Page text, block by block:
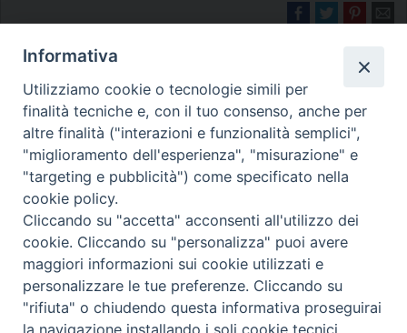
Diocesi di Melfi Rapolla Venosa
• Largo Duomo, 12 - 85025 MELFI (PZ) •
Tel. 0972238604
PEC ufficiale della Diocesi:
diocesi.melfi_rapolla_venosa@legalmail.it
Informativa
Utilizziamo cookie o tecnologie simili per
finalità tecniche e, con il tuo consenso, anche per
altre finalità ("interazioni e funzionalità semplici",
"miglioramento dell'esperienza", "misurazione" e
"targeting e pubblicità") come specificato nella
cookie policy.
Cliccando su "accetta" acconsenti all'utilizzo dei
cookie. Cliccando su "personalizza" puoi avere
maggiori informazioni sui cookie utilizzati e
personalizzare le tue preferenze. Cliccando su
"rifiuta" o chiudendo questa informativa proseguirai